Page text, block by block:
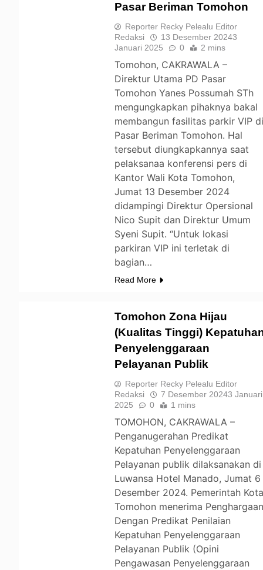
Pasar Beriman Tomohon
Reporter Recky Pelealu Editor
Redaksi
13 Desember 20243
Januari 2025
0 2 mins
Tomohon, CAKRAWALA –
Direktur Utama PD Pasar
Tomohon Yanes Possumah STh
mengungkapkan pihaknya bakal
membangun fasilitas parkir VIP
Pasar Beriman Tomohon. Hal
tersebut diungkapkannya saat
pelaksanaa konferensi pers di
Kantor Wali Kota Tomohon,
Jumat 13 Desember 2024
didampingi Direktur Opersional
Nico Supit dan Direktur Umum
Syeni Supit. “Untuk lokasi
parkiran VIP ini terletak di
bagian…
Read More
Tomohon Zona Hijau
(Kualitas Tinggi)
Penyelenggaraan
Pelayanan Publik
Reporter Recky Pelealu Editor
Redaksi
7 Desember 20243 Januari
2025
0 1 mins
TOMOHON, CAKRAWALA –
Penganugerahan Predikat
Kepatuhan Penyelenggaraan
Pelayanan publik dilaksanakan di
Luwansa Hotel Manado, Jumat 6
Desember 2024. Pemerintah
Tomohon menerima
Dengan Predikat Penilaian
Kepatuhan Penyelenggaraan
Pelayanan Publik (Opini
Pengawasan Penyelenggaraan